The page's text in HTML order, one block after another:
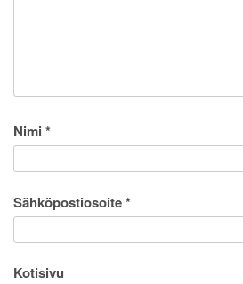
Nimi *
Sähköpostiosoite*
Kotisivu